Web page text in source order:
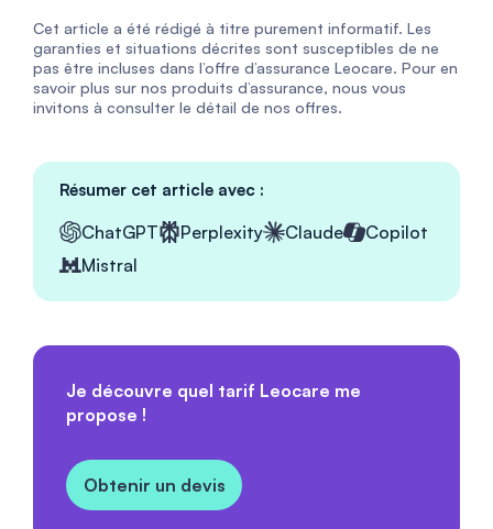
Cet article a été rédigé à titre purement informatif. Les
garanties et situations décrites sont susceptibles de ne
pas être incluses dans l’offre d’assurance Leocare. Pour en
savoir plus sur nos produits d’assurance, nous vous
invitons à consulter le détail de nos offres.
Résumer cet article avec :
ChatGPT Perplexity Claude
Copilot
Mistral
Je découvre quel tarif Leocare me
propose !
Obtenir un devis